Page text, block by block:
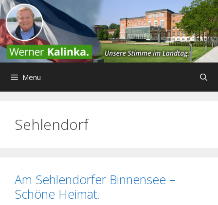
Zum
Inhalt
springen
Menu
Sehlendorf
Am Sehlendorfer Binnensee –
Schöne Heimat.